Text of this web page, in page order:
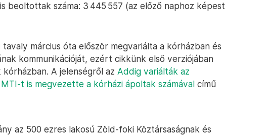
beoltottak száma: 3 445 557 (az előző naphoz képest
március óta először megvariálta a kórházban és
kommunikációját, ezért cikkünk első verziójában
A jelenségről az Addig variálták az
t is megvezette a kórházi ápoltak számával című
az 500 ezres lakosú Zöld-foki Köztársaságnak és